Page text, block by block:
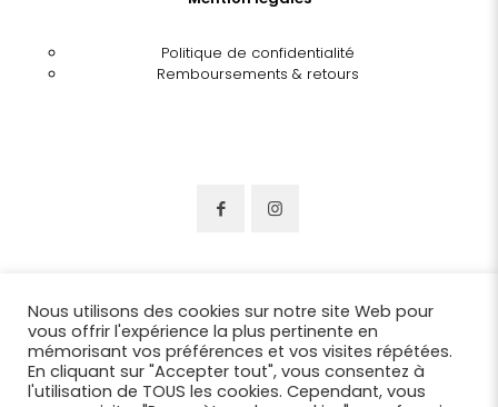
Politique de confidentialité
Remboursements & retours
Nous utilisons des cookies sur notre site Web pour
vous offrir l'expérience la plus pertinente en
mémorisant vos préférences et vos visites répétées.
En cliquant sur "Accepter tout", vous consentez à
l'utilisation de TOUS les cookies. Cependant, vous